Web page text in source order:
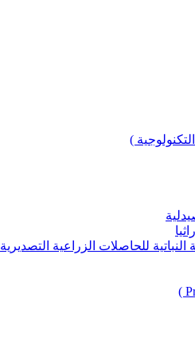
)
للحاصلات الزراعية التصديرية